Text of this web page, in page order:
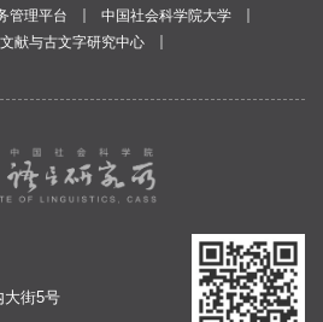
管理平台
中国社会科学院大学
献与古文字研究中心
大街5号